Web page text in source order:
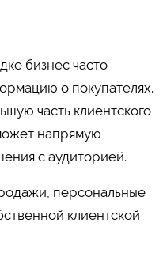
бизнес часто
о покупателях.
часть клиентского
напрямую
с аудиторией.
персональные
клиентской